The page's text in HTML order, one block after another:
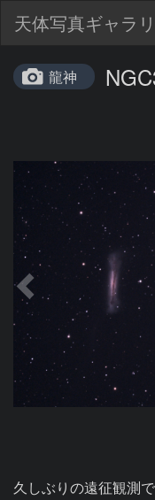
天体写真ギャラ
龍神
久しぶりの遠征観測で